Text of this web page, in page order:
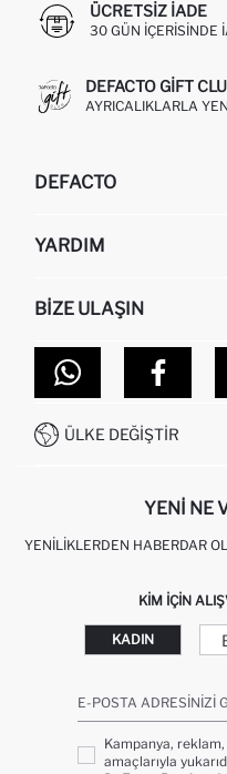
ÜCRETSIZ IADE
30 GÜN IÇERISINDE
DEFACTO GIFT
AYRICALIKLARLA
DEFACTO
HAKKIMIZDA
KURUMSAL SATIŞ
DEFACTO TEKNOLOJI
SITEMAP
YARDIM
SIPARIŞIMI NASIL TAKIP
NASIL İADE EDERIM?
GIFT CLUB SIKÇA SORULAN
İŞLEM REHBERI
KAMPANYALAR
BIZE ULAŞIN
MAĞAZALARIMIZ
İLETIŞIM FORMU
0850 333 22 86
ÜLKE DEĞIŞTIR
YENI NE
YENILIKLERDEN HABERDAR
KIM IÇIN
KADIN
E-POSTA ADRESINIZI
Kampanya, reklam,
amaçlarıyla